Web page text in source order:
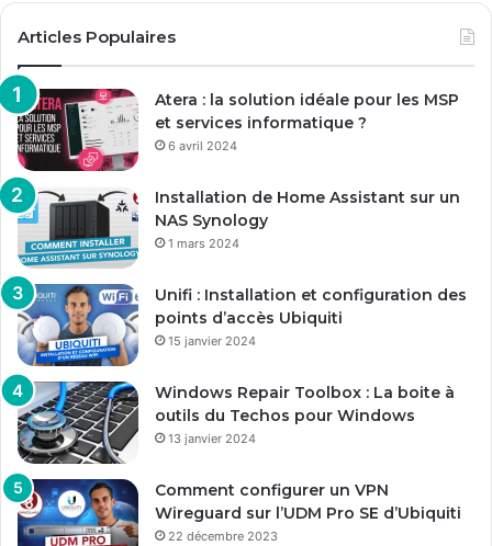
Articles Populaires
Atera : la solution idéale pour les MSP
et services informatique ?
6 avril 2024
Installation de Home Assistant sur un
NAS Synology
1 mars 2024
Unifi : Installation et configuration des
points d’accès Ubiquiti
15 janvier 2024
Windows Repair Toolbox : La boite à
outils du Techos pour Windows
13 janvier 2024
Comment configurer un VPN
Wireguard sur l’UDM Pro SE d’Ubiquiti
22 décembre 2023